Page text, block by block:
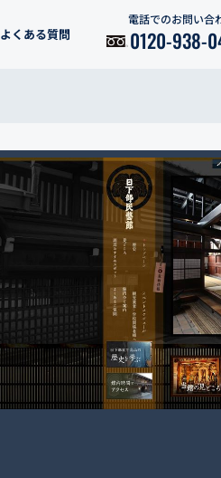
よくある質問
電話でのお問い合
0120-938-